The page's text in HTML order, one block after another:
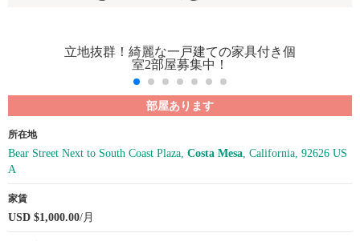
部屋あります
所在地
Bear Street Next to South Coast Plaza, Costa Mesa , California, 92626 US
A
家賃
USD $1,000.00/月